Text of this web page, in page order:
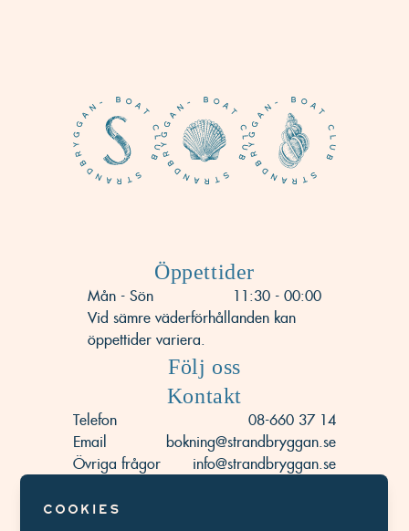
Cookies
Öppettider
Mån - Sön
11:30 - 00:00
Vid sämre väderförhållanden kan
öppettider variera.
Följ oss
Kontakt
Telefon
08-660 37 14
Email
bokning@strandbryggan.se
Övriga frågor
info@strandbryggan.se